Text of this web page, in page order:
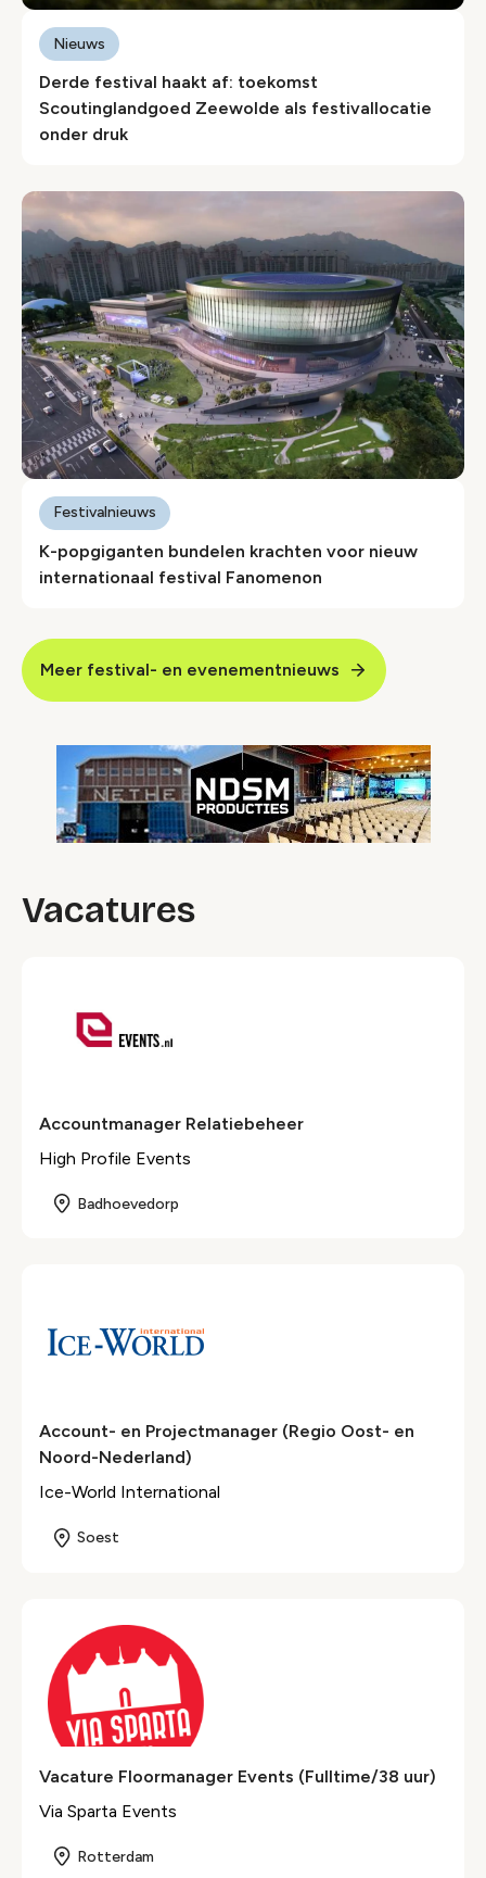
Derde festival haakt af: toekomst
Scoutinglandgoed Zeewolde als festivallocatie
onder druk
Nieuws
K-popgiganten bundelen krachten voor nieuw
internationaal festival Fanomenon
Festivalnieuws
Meer festival- en evenementnieuws
Vacatures
Accountmanager Relatiebeheer
High Profile Events
Badhoevedorp
Account- en Projectmanager (Regio Oost- en
Noord-Nederland)
Ice-World International
Soest
Vacature Floormanager Events (Fulltime/38 uur)
Via Sparta Events
Rotterdam